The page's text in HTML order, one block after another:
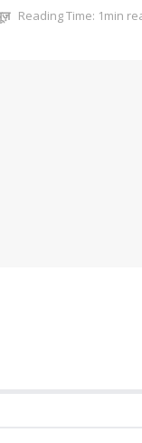
Reading Time: 1min